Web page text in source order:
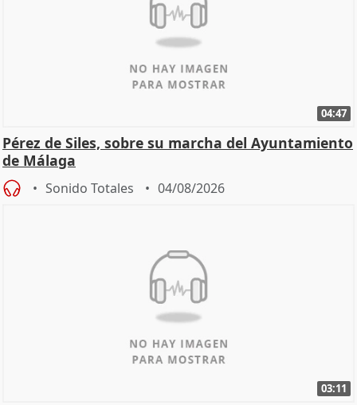
04:47
Pérez de Siles, sobre su marcha del Ayuntamiento
de Málaga
Sonido Totales 04/08/2026
03:11